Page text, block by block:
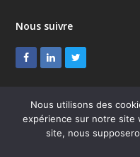
Nous suivre
Facebook
LinkedInTwitter
©
SUPPORT
Nous utilisons des
expérience sur notre site
site, nous